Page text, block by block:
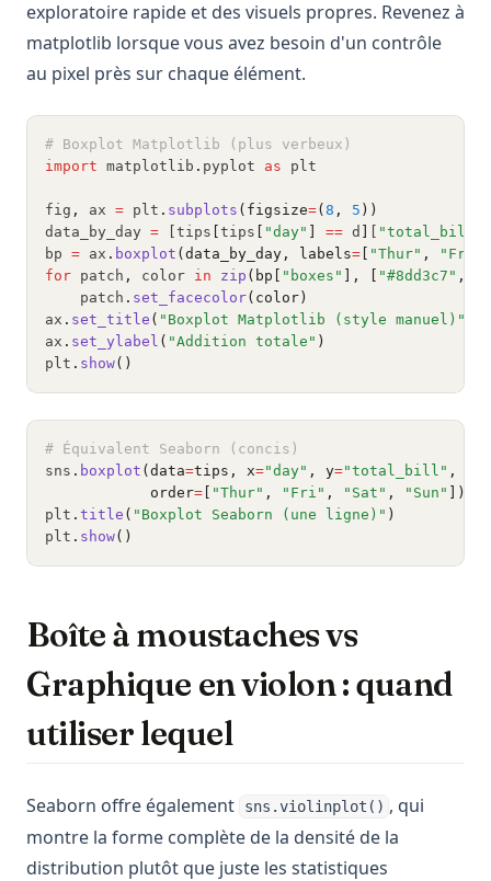
exploratoire rapide et des visuels propres. Revenez à
matplotlib lorsque vous avez besoin d'un contrôle
au pixel près sur chaque élément.
# Boxplot Matplotlib (plus verbeux)
import matplotlib . pyplot as plt
fig , ax = plt . subplots (figsize=( 8 , 5 ))
data_by_day = [tips tips "day" == d "total_bill"
bp = ax . boxplot (data_by_day, labels= "Thur" , "Fri"
for patch , color in zip (bp[ "boxes" ], [ "#8dd3c7" ,
    patch
. set_facecolor(color)
ax . set_title ( "Boxplot Matplotlib (style manuel)"
ax . set_ylabel ( "Addition totale" )
plt . show()
# Équivalent Seaborn (concis)
sns . boxplot (data=tips, x="day" , y="total_bill" ,
            order
= "Thur" , "Fri" , "Sat" , "Sun"
])
plt . title ( "Boxplot Seaborn (une ligne)" )
plt . show()
Boîte à moustaches vs
Graphique en violon : quand
utiliser lequel
Seaborn offre également sns.violinplot() , qui
montre la forme complète de la densité de la
distribution plutôt que juste les statistiques